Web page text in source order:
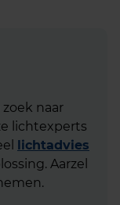
naar
lichtexperts
lichtadvies
Aarzel